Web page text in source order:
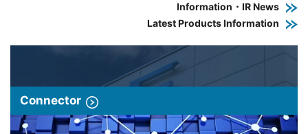
Information・IR News
Latest Products Information
Connector